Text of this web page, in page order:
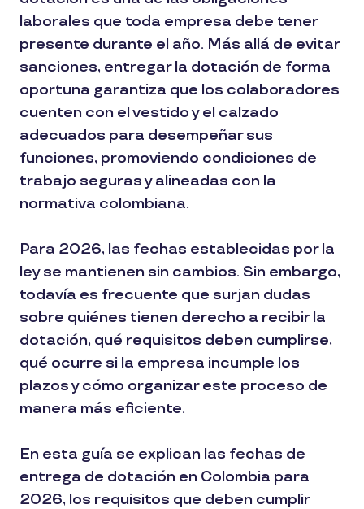
laborales que toda empresa debe tener
presente durante el año. Más allá de evitar
sanciones, entregar la dotación de forma
oportuna garantiza que los colaboradores
cuenten con el vestido y el calzado
adecuados para desempeñar sus
funciones, promoviendo condiciones de
trabajo seguras y alineadas con la
normativa colombiana.
Para 2026, las fechas establecidas por la
ley se mantienen sin cambios. Sin embargo,
todavía es frecuente que surjan dudas
sobre quiénes tienen derecho a recibir la
dotación, qué requisitos deben cumplirse,
qué ocurre si la empresa incumple los
plazos y cómo organizar este proceso de
manera más eficiente.
En esta guía se explican las fechas de
entrega de dotación en Colombia para
2026, los requisitos que deben cumplir